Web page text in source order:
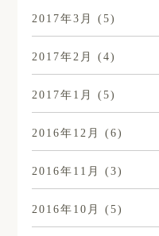
2017年3月 (5)
2017年2月 (4)
2017年1月 (5)
2016年12月 (6)
2016年11月 (3)
2016年10月 (5)